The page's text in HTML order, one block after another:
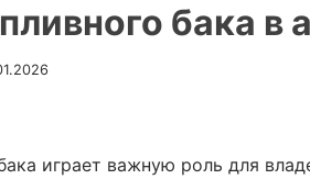
бака в
играет важную роль для